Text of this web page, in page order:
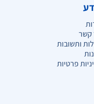
קשר
ותשובות
פרטיות